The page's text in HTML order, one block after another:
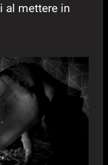
al mettere in